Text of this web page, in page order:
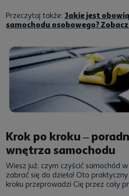
Przeczytaj także: Jakie jest
samochodu osobowego?
Krok po kroku –
wnętrza samochodu
Wiesz już, czym czyścić samochód
zabrać się do dzieła! Oto
kroku przeprowadzi Cię przez cały